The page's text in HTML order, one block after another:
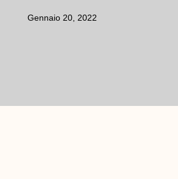
Gennaio 20, 2022